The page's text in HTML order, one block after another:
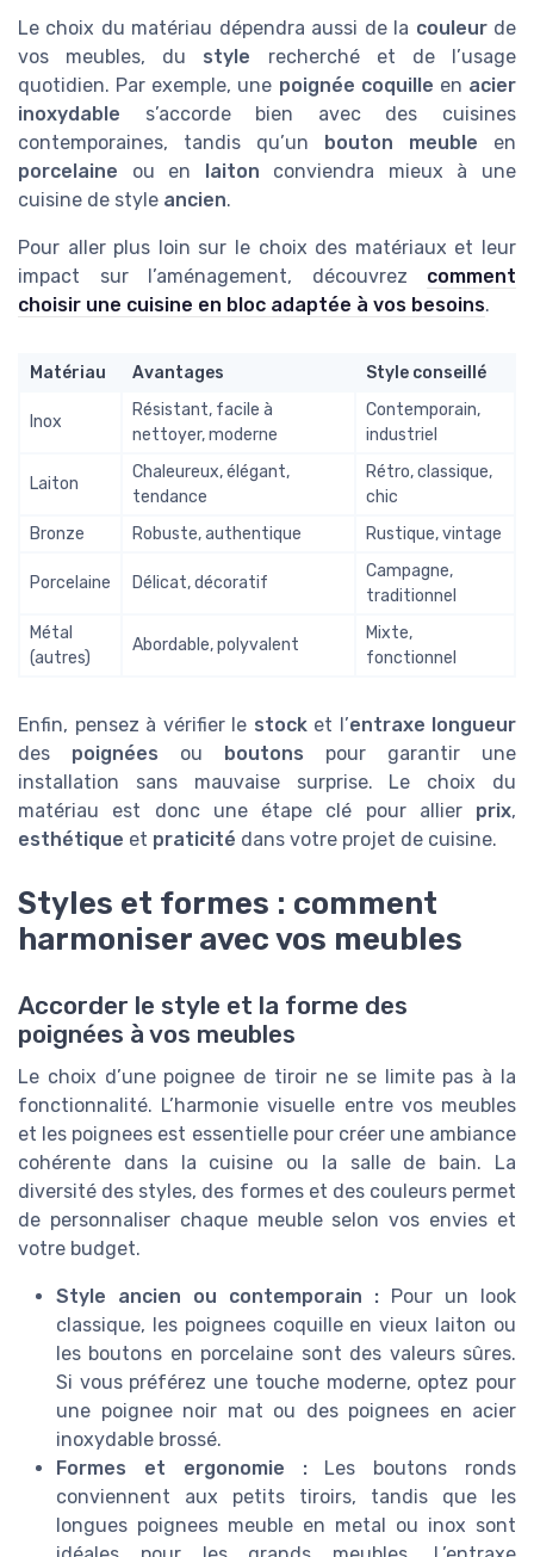
Le choix du matériau dépendra aussi de la couleurde
vos meubles, du style recherché et de l’usage
quotidien. Par exemple, une poignée coquille en acier
inoxydable s’accorde bien avec des cuisines
contemporaines, tandis qu’un bouton meuble en
porcelaine ou en laiton conviendra mieux à une
cuisine de style ancien.
Pour aller plus loin sur le choix des matériaux et leur
impact sur l’aménagement, découvrez comment
choisir une cuisine en bloc adaptée à vos besoins.
Matériau Avantages Style conseillé
Inox
Résistant, facile à
nettoyer, moderne
Contemporain,
industriel
Laiton
Chaleureux, élégant,
tendance
Rétro, classique,
chic
Bronze
Robuste, authentique Rustique, vintage
Porcelaine Délicat, décoratif
Campagne,
traditionnel
Métal
(autres)
Abordable, polyvalent
Mixte,
fonctionnel
Enfin, pensez à vérifier le stocket l’entraxe longueur
des poignées ou boutons pour garantir une
installation sans mauvaise surprise. Le choix du
matériau est donc une étape clé pour allier prix,
esthétique et praticité dans votre projet de cuisine.
Styles et formes : comment
harmoniser avec vos meubles
Accorder le style et la forme des
poignées à vos meubles
Le choix d’une poignee de tiroir ne se limite pas à la
fonctionnalité. L’harmonie visuelle entre vos meubles
et les poignees est essentielle pour créer une ambiance
cohérente dans la cuisine ou la salle de bain. La
diversité des styles, des formes et des couleurs permet
de personnaliser chaque meuble selon vos envies et
votre budget.
Style ancien ou contemporain : Pour un look
classique, les poignees coquille en vieux laiton ou
les boutons en porcelaine sont des valeurs sûres.
Si vous préférez une touche moderne, optez pour
une poignee noir mat ou des poignees en acier
inoxydable brossé.
Formes et ergonomie :Les boutons ronds
conviennent aux petits tiroirs, tandis que les
longues poignees meuble en metal ou inox sont